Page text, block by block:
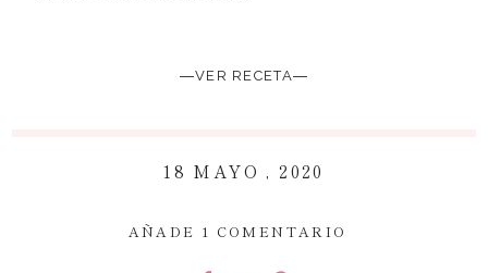
―VER RECETA―
18 MAYO , 2020
AÑADE 1 COMENTARIO